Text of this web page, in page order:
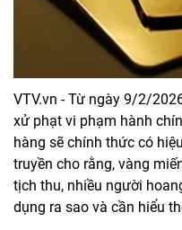
VTV.vn - Từ ngày 9/2/
xử phạt vi phạm hành
hàng sẽ chính thức có
truyền cho rằng, vàng
tịch thu, nhiều người
dụng ra sao và cần hiểu